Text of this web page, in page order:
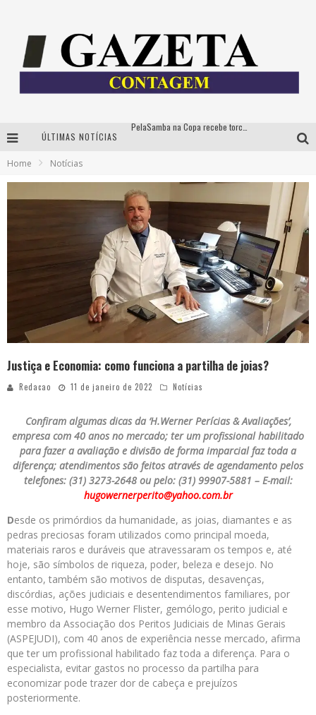
ÚLTIMAS NOTÍCIAS
Home Notícias
Justiça e Economia: como funciona a partilha de joias?
Redacao 11 de janeiro de 2022 Notícias
Confiram algumas dicas da ‘H.Werner Perícias & Avaliações’,
empresa com 40 anos no mercado; ter um profissional habilitado
para fazer a avaliação e divisão de forma imparcial faz toda a
diferença; atendimentos são feitos através de agendamento pelos
telefones: (31) 3273-2648 ou pelo: (31) 99907-5881 – E-mail:
hugowernerperito@yahoo.com.br
Desde os primórdios da humanidade, as joias, diamantes e as
pedras preciosas foram utilizados como principal moeda,
materiais raros e duráveis que atravessaram os tempos e, até
hoje, são símbolos de riqueza, poder, beleza e desejo. No
entanto, também são motivos de disputas, desavenças,
discórdias, ações judiciais e desentendimentos familiares, por
esse motivo, Hugo Werner Flister, gemólogo, perito judicial e
membro da Associação dos Peritos Judiciais de Minas Gerais
(ASPEJUDI), com 40 anos de experiência nesse mercado, afirma
que ter um profissional habilitado faz toda a diferença. Para o
especialista, evitar gastos no processo da partilha para
economizar pode trazer dor de cabeça e prejuízos
posteriormente.